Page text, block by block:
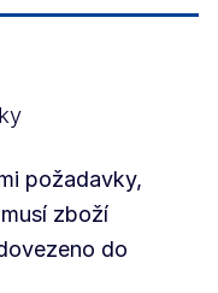
požadavky,
zboží
do